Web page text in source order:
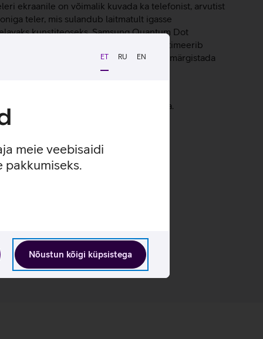
ET RU EN
meie veebisaidi
pakkumiseks.
Nõustun kõigi küpsistega
ekraanile on võimalik kuvada ka telefonist, arvutist
teler, mis sulandub laitmatult igasse
kunstiteoseks. Samsung Quantum Dot
annab suurepärase võimsuse, optimeerib
galerii, tuleb ainult valida ja märgistada
teler energia säästmiseks ise taas välja.